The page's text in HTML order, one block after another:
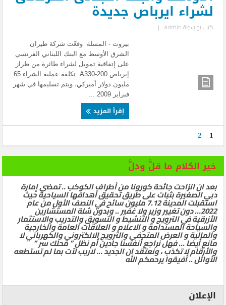
لشراء ايرباص جديدة
كتب بواسطةadmin
|
بيروت - المسلة وقعّت شركة طيران
الشرق الأوسط مع البنك اللبناني الفرنسي
على إتفاقية تمويل لشراء طائرة من طراز
إيرباص A330-200. تكلفة عملية الشراء 65
مليون دولار أميركي، ويتم تسليمها في شهر
فبراير 2009 ...
إقرأ المزيد
1
2
خير الكلام ما قلَّ ودلَّ
بعد ان انزاحت جائحة كورونا من أطراف الكوكب .. تمضي إمارة
دبي الصغيرة بثبات على طريق تحقيق أهدافها السياحية حيث
استقبلت المدينة 7.12 مليون سائح في النصف الأول من عام
2022… دون تغيير وزير ولا غفير .. وبدون شلة المستشارين
الأزرقية في الترويج و التنشيط و التسويق والتدريب والاستثمار
والسياحة المستدامة و الاعلام و العلاقات العامة والخارجية
والمالية و العرض المتحفي والترويج الالكتروني والكهربائي لا
مانع أيضا … فهل نراجع أنفسنا جادين أم نظل ” محلك سر ”
والأرقام لا تكذب ، ونعتقد ان الجديد … لاريب لآت بما لم تستطعه
الأوائل .. أفيقوا يرحمكم الله
الإعلان